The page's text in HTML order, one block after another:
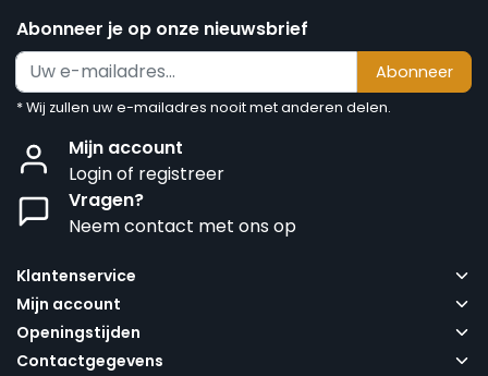
Abonneer je op onze nieuwsbrief
Abonneer
* Wij zullen uw e-mailadres nooit met anderen delen.
Mijn account
Login of registreer
Vragen?
Neem contact met ons op
Klantenservice
Mijn account
Openingstijden
Contactgegevens